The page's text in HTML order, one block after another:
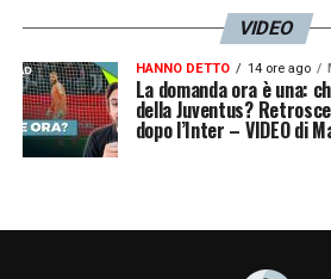
secondo tempo del derby,
partite sono finite e il
traffico continua a
Poi, dopo il fischio finale,
le 23:50 e le 00:59.
La fotografia è impietosa:il
VIDEO
HANNO DETTO 14 ore ago
La domanda ora è una:
della Juventus?
dopo l’Inter – VIDEO di